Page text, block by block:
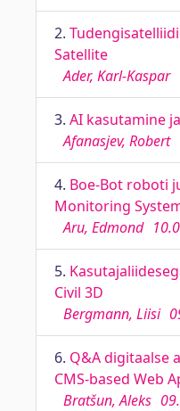
2.
Satellite
Ader, Karl-Kaspar
3. AI kasutamine
Afanasjev, Robert
4. Boe-Bot roboti
Monitoring
Aru, Edmond
5.
Civil 3D
Bergmann, Liisi
6. Q&A digitaalse
CMS-based Web
Bratšun, Aleks